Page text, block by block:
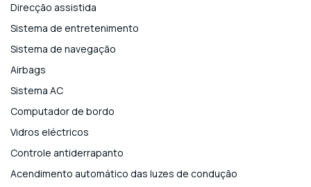
Direcção assistida
Sistema de entretenimento
Sistema de navegação
Airbags
Sistema AC
Computador de bordo
Vidros eléctricos
Controle antiderrapanto
Acendimento automático das luzes de condução